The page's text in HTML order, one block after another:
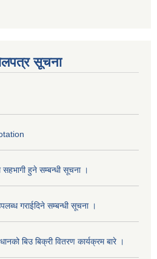
सूचना
सहभागी हुने सम्बन्धी सूचना ।
गराईदिने सम्बन्धी सूचना ।
बिउ बिक्री वितरण कार्यक्रम बारे ।